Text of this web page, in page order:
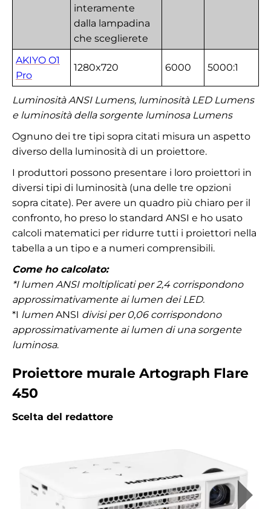
interamente
dalla lampadina
che sceglierete
AKIYO O1
Pro
1280x720 6000 5000:1
Luminosità ANSI Lumens, luminosità LED Lumens
e luminosità della sorgente luminosa Lumens
Ognuno dei tre tipi sopra citati misura un aspetto
diverso della luminosità di un proiettore.
I produttori possono presentare i loro proiettori in
diversi tipi di luminosità (una delle tre opzioni
sopra citate). Per avere un quadro più chiaro per il
confronto, ho preso lo standard ANSI e ho usato
calcoli matematici per ridurre tutti i proiettori nella
tabella a un tipo e a numeri comprensibili.
Come ho calcolato:
*I lumen ANSI moltiplicati per 2,4 corrispondono
approssimativamente ai lumen dei LED.
*I lumen ANSI divisi per 0,06 corrispondono
approssimativamente ai lumen di una sorgente
luminosa.
Proiettore murale Artograph Flare
450
Scelta del redattore